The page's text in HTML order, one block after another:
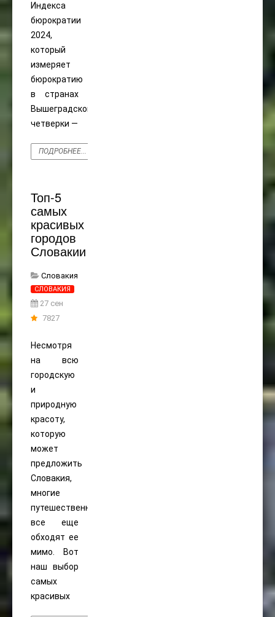
Индекса
бюрократии
2024,
который
измеряет
бюрократию
в странах
Вышеградской
четверки —
ПОДРОБНЕЕ...
Топ-5
самых
красивых
городов
Словакии
Словакия
СЛОВАКИЯ
27 сен
7827
Несмотря
на всю
городскую
и
природную
красоту,
которую
может
предложить
Словакия,
многие
путешественники
все еще
обходят ее
мимо. Вот
наш выбор
самых
красивых